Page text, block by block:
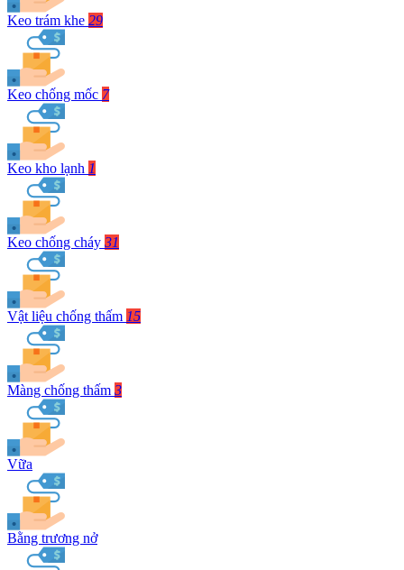
Keo trám khe 29
Keo chống mốc 7
Keo kho lạnh 1
Keo chống cháy 31
Vật liệu chống thấm 15
Màng chống thấm 3
Vữa
Bằng trương nở